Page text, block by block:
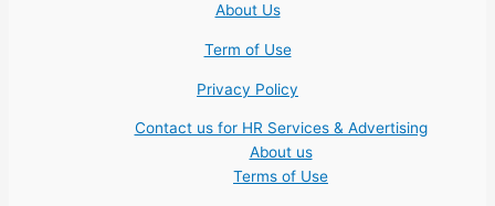
About Us
Term of Use
Privacy Policy
Contact us for HR Services & Advertising
About us
Terms of Use